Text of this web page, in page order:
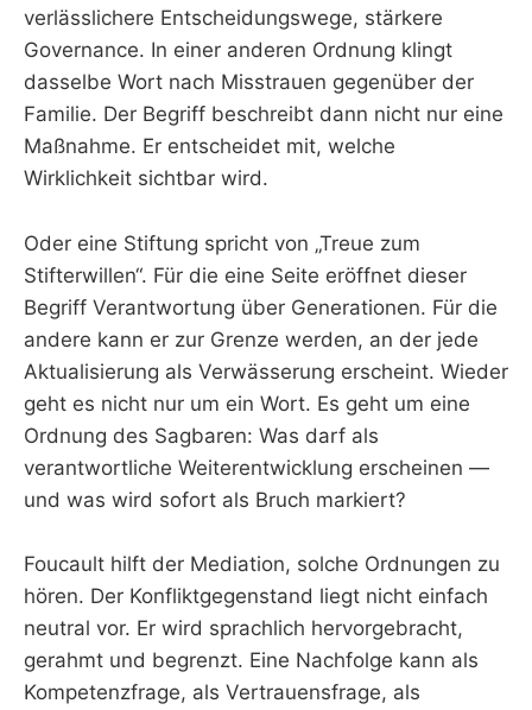
verlässlichere Entscheidungswege, stärkere
Governance. In einer anderen Ordnung klingt
dasselbe Wort nach Misstrauen gegenüber der
Familie. Der Begriff beschreibt dann nicht nur eine
Maßnahme. Er entscheidet mit, welche
Wirklichkeit sichtbar wird.
Oder eine Stiftung spricht von „Treue zum
Stifterwillen“. Für die eine Seite eröffnet dieser
Begriff Verantwortung über Generationen. Für die
andere kann er zur Grenze werden, an der jede
Aktualisierung als Verwässerung erscheint. Wieder
geht es nicht nur um ein Wort. Es geht um eine
Ordnung des Sagbaren: Was darf als
verantwortliche Weiterentwicklung erscheinen —
und was wird sofort als Bruch markiert?
Foucault hilft der Mediation, solche Ordnungen zu
hören. Der Konfliktgegenstand liegt nicht einfach
neutral vor. Er wird sprachlich hervorgebracht,
gerahmt und begrenzt. Eine Nachfolge kann als
Kompetenzfrage, als Vertrauensfrage, als